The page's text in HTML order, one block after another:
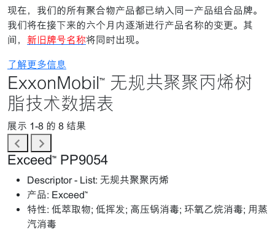
现在，我们的所有聚合物产品都已纳入同一产品组合品牌。
我们将在接下来的六个月内逐渐进行产品名称的变更。其
间， 新旧牌号名称将同时出现。
了解更多信息
ExxonMobil™ 无规共聚聚丙烯树
脂技术数据表
展示 1-8 的 8 结果
Exceed™ PP9054
Descriptor - List: 无规共聚聚丙烯
产品: Exceed™
特性: 低萃取物; 低挥发; 高压锅消毒; 环氧乙烷消毒; 用蒸
汽消毒